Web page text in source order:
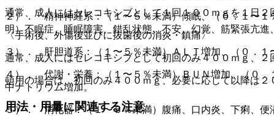
２）． 精神神経系：（１〜５％未満）傾眠、（０．１〜１
明）不眠症、睡眠障害、錯乱状態、不安、幻覚、筋緊張亢進
３）． 肝胆道系：（１〜５％未満）ＡＬＴ増加、（０．１
４）． 代謝・栄養：（１〜５％未満）ＢＵＮ増加、（０．
中ナトリウム増加。
５）． 消化器：（１〜５％未満）腹痛、口内炎、下痢、便
通常、成人にはセレコキシブとして１回１００ｍｇを１日
〈手術後、外傷後並びに抜歯後の消炎・鎮痛〉
通常、成人にはセレコキシブとして初回のみ４００ｍｇ、
頓用の場合は、初回のみ４００ｍｇ、必要に応じて以降は
用法・用量に関連する注意